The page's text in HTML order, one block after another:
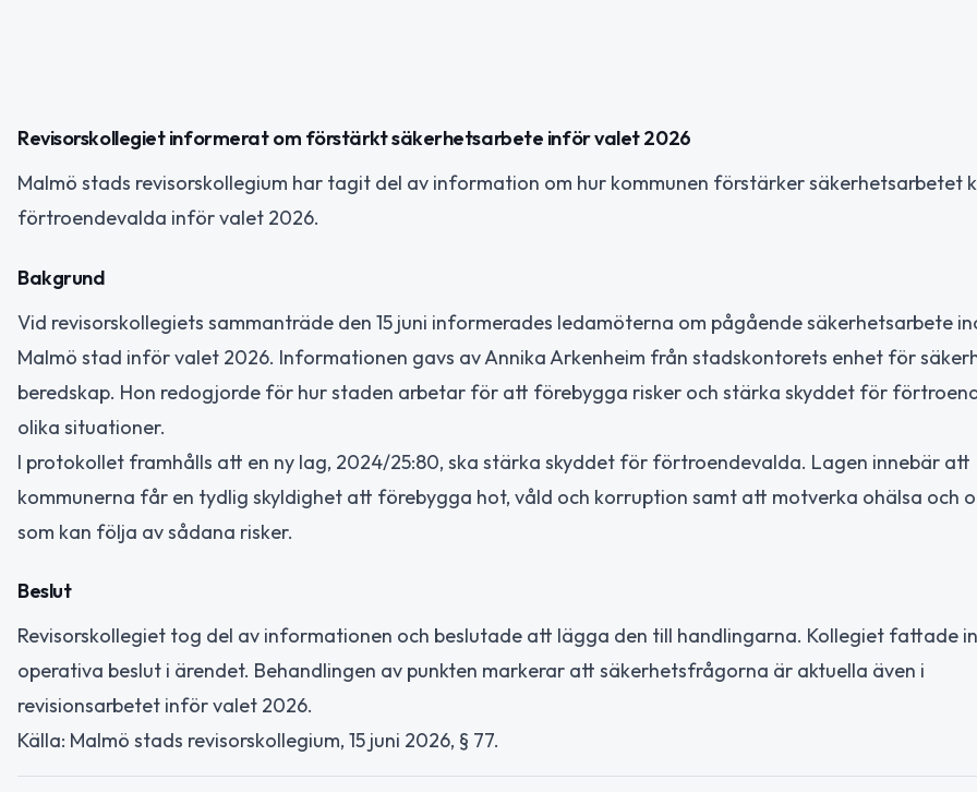
Revisorskollegiet informerat om förstärkt säkerhetsarbete inför valet 2026
Malmö stads revisorskollegium har tagit del av information om hur kommunen förstärker säkerhetsarbetet
förtroendevalda inför valet 2026.
Bakgrund
Vid revisorskollegiets sammanträde den 15 juni informerades ledamöterna om pågående säkerhetsarbete
Malmö stad inför valet 2026. Informationen gavs av Annika Arkenheim från stadskontorets enhet för
beredskap. Hon redogjorde för hur staden arbetar för att förebygga risker och stärka skyddet för
olika situationer.
I protokollet framhålls att en ny lag, 2024/25:80, ska stärka skyddet för förtroendevalda. Lagen innebär att
kommunerna får en tydlig skyldighet att förebygga hot, våld och korruption samt att motverka ohälsa och
som kan följa av sådana risker.
Beslut
Revisorskollegiet tog del av informationen och beslutade att lägga den till handlingarna. Kollegiet fattade
operativa beslut i ärendet. Behandlingen av punkten markerar att säkerhetsfrågorna är aktuella även i
revisionsarbetet inför valet 2026.
Källa: Malmö stads revisorskollegium, 15 juni 2026, § 77.